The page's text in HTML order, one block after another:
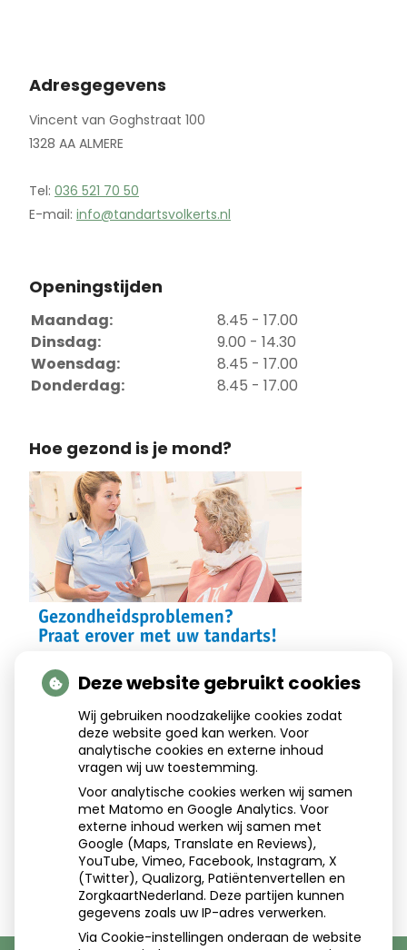
Adresgegevens
Vincent van Goghstraat 100
1328 AA ALMERE
Tel: 036 521 70 50
E-mail: info@tandartsvolkerts.nl
Openingstijden
Maandag:
8.45 - 17.00
Dinsdag:
9.00 - 14.30
Woensdag:
8.45 - 17.00
Donderdag:
8.45 - 17.00
Hoe gezond is je mond?
Aangesloten bij:
Deze website gebruikt cookies
Wij gebruiken noodzakelijke cookies zodat
deze website goed kan werken. Voor
analytische cookies en externe inhoud
vragen wij uw toestemming.
Voor analytische cookies werken wij samen
met Matomo en Google Analytics. Voor
externe inhoud werken wij samen met
Google (Maps, Translate en Reviews),
YouTube, Vimeo, Facebook, Instagram, X
(Twitter), Qualizorg, Patiëntenvertellen en
ZorgkaartNederland. Deze partijen kunnen
gegevens zoals uw IP-adres verwerken.
Via Cookie-instellingen onderaan de website